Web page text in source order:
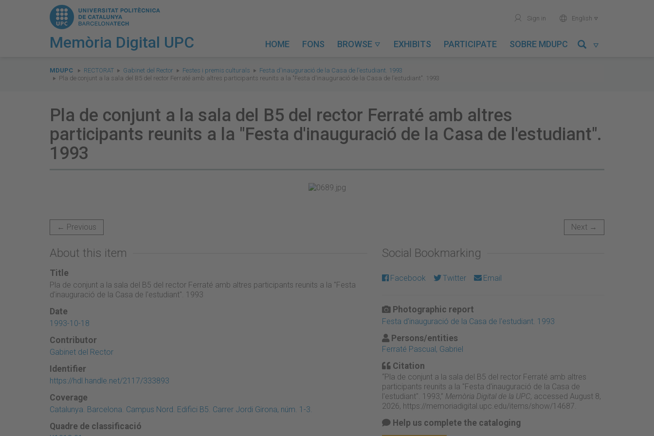
Memòria Digital UPC
user Sign in world English 
HOME FONS BROWSE  EXHIBITS PARTICIPATE SOBRE MDUPC 
are
here:
MDUPC RECTORAT Gabinet del Rector Festes i premis culturals
Festa d'inauguració de la Casa de l'estudiant. 1993
Pla de conjunt a la sala del B5 del rector Ferraté amb altres participants reunits a la "Festa d'inauguració de la Casa de l'estudiant". 1993
Pla de conjunt a la sala del B5 del rector Ferraté amb altres
participants reunits a la "Festa d'inauguració de la Casa de l'estudiant".
1993
← Previous Next →
About this item
Title
Pla de conjunt a la sala del B5 del rector Ferraté amb altres participants reunits a la "Festa
d'inauguració de la Casa de l'estudiant". 1993
Date
1993-10-18
Contributor
Gabinet del Rector
Identifier
https://hdl.handle.net/2117/333893
Coverage
Catalunya. Barcelona. Campus Nord. Edifici B5. Carrer Jordi Girona, núm. 1-3.
Quadre de classificació
Social Bookmarking
Facebook Twitter Email
Photographic report
Festa d'inauguració de la Casa de l'estudiant. 1993
Persons/entities
Ferraté Pascual, Gabriel
Citation
“Pla de conjunt a la sala del B5 del rector Ferraté amb altres
participants reunits a la "Festa d'inauguració de la Casa de
l'estudiant". 1993,” Memòria Digital de la UPC, accessed August 8,
2026, https://memoriadigital.upc.edu/items/show/14687
Help us complete the cataloging